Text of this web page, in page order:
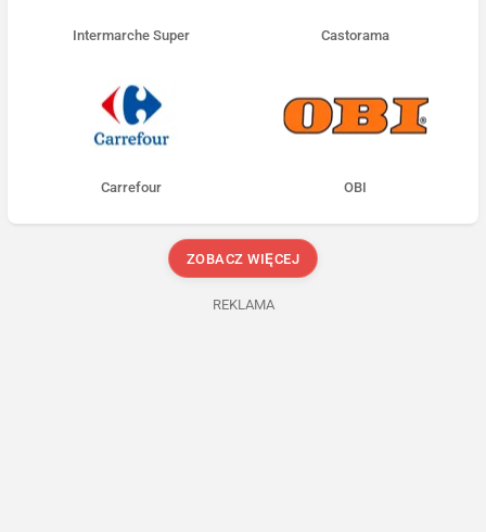
Intermarche Super Castorama
Carrefour OBI
ZOBACZ WIĘCEJ
REKLAMA